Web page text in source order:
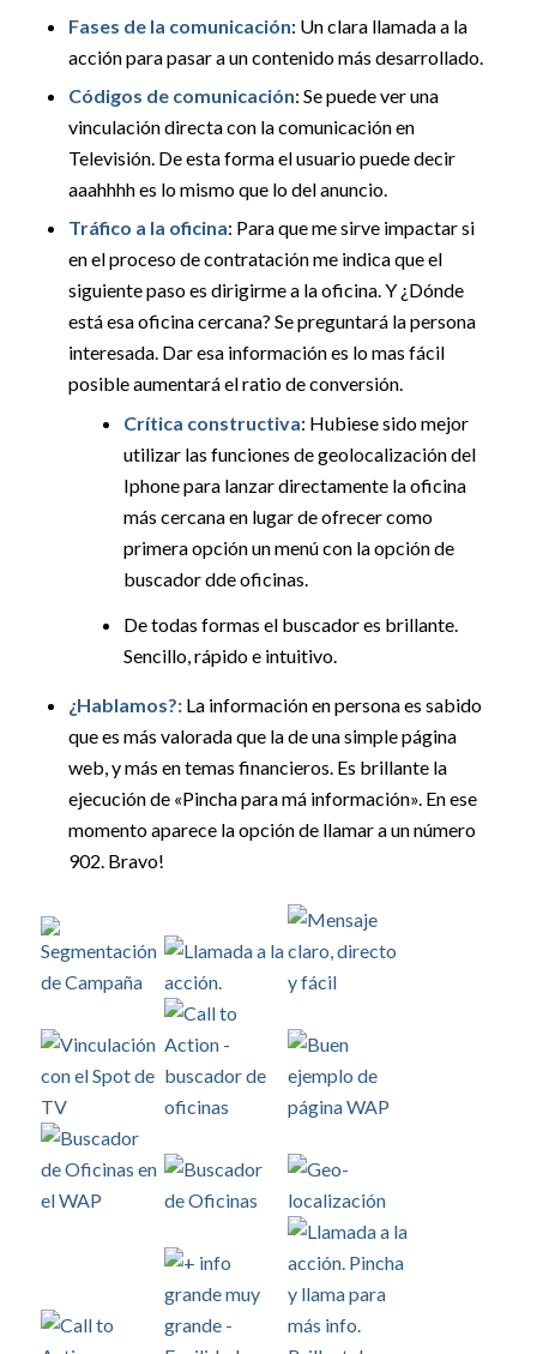
Fases de la comunicación: Un clara llamada a la
acción para pasar a un contenido más desarrollado.
Códigos de comunicación: Se puede ver una
vinculación directa con la comunicación en
Televisión. De esta forma el usuario puede decir
aaahhhh es lo mismo que lo del anuncio.
Tráfico a la oficina: Para que me sirve impactar si
en el proceso de contratación me indica que el
siguiente paso es dirigirme a la oficina. Y ¿Dónde
está esa oficina cercana? Se preguntará la persona
interesada. Dar esa información es lo mas fácil
posible aumentará el ratio de conversión.
Crítica constructiva: Hubiese sido mejor
utilizar las funciones de geolocalización del
Iphone para lanzar directamente la oficina
más cercana en lugar de ofrecer como
primera opción un menú con la opción de
buscador dde oficinas.
De todas formas el buscador es brillante.
Sencillo, rápido e intuitivo.
¿Hablamos?:La información en persona es sabido
que es más valorada que la de una simple página
web, y más en temas financieros. Es brillante la
ejecución de «Pincha para má información». En ese
momento aparece la opción de llamar a un número
902. Bravo!